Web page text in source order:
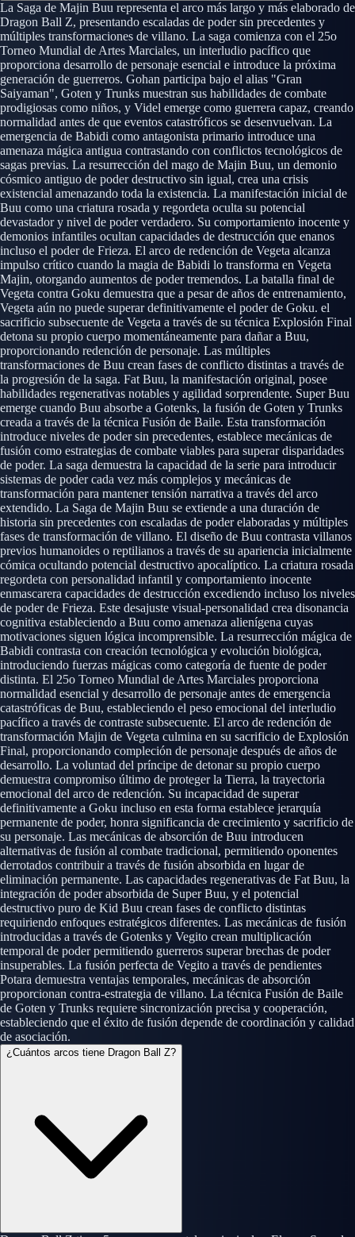
La Saga de Majin Buu representa el arco más largo y más elaborado de
Dragon Ball Z, presentando escaladas de poder sin precedentes y
múltiples transformaciones de villano. La saga comienza con el 25o
Torneo Mundial de Artes Marciales, un interludio pacífico que
proporciona desarrollo de personaje esencial e introduce la próxima
generación de guerreros. Gohan participa bajo el alias "Gran
Saiyaman", Goten y Trunks muestran sus habilidades de combate
prodigiosas como niños, y Videl emerge como guerrera capaz, creando
normalidad antes de que eventos catastróficos se desenvuelvan. La
emergencia de Babidi como antagonista primario introduce una
amenaza mágica antigua contrastando con conflictos tecnológicos de
sagas previas. La resurrección del mago de Majin Buu, un demonio
cósmico antiguo de poder destructivo sin igual, crea una crisis
existencial amenazando toda la existencia. La manifestación inicial de
Buu como una criatura rosada y regordeta oculta su potencial
devastador y nivel de poder verdadero. Su comportamiento inocente y
demonios infantiles ocultan capacidades de destrucción que enanos
incluso el poder de Frieza. El arco de redención de Vegeta alcanza
impulso crítico cuando la magia de Babidi lo transforma en Vegeta
Majin, otorgando aumentos de poder tremendos. La batalla final de
Vegeta contra Goku demuestra que a pesar de años de entrenamiento,
Vegeta aún no puede superar definitivamente el poder de Goku. el
sacrificio subsecuente de Vegeta a través de su técnica Explosión Final
detona su propio cuerpo momentáneamente para dañar a Buu,
proporcionando redención de personaje. Las múltiples
transformaciones de Buu crean fases de conflicto distintas a través de
la progresión de la saga. Fat Buu, la manifestación original, posee
habilidades regenerativas notables y agilidad sorprendente. Super Buu
emerge cuando Buu absorbe a Gotenks, la fusión de Goten y Trunks
creada a través de la técnica Fusión de Baile. Esta transformación
introduce niveles de poder sin precedentes, establece mecánicas de
fusión como estrategias de combate viables para superar disparidades
de poder. La saga demuestra la capacidad de la serie para introducir
sistemas de poder cada vez más complejos y mecánicas de
transformación para mantener tensión narrativa a través del arco
extendido. La Saga de Majin Buu se extiende a una duración de
historia sin precedentes con escaladas de poder elaboradas y múltiples
fases de transformación de villano. El diseño de Buu contrasta villanos
previos humanoides o reptilianos a través de su apariencia inicialmente
cómica ocultando potencial destructivo apocalíptico. La criatura rosada
regordeta con personalidad infantil y comportamiento inocente
enmascarera capacidades de destrucción excediendo incluso los niveles
de poder de Frieza. Este desajuste visual-personalidad crea disonancia
cognitiva estableciendo a Buu como amenaza alienígena cuyas
motivaciones siguen lógica incomprensible. La resurrección mágica de
Babidi contrasta con creación tecnológica y evolución biológica,
introduciendo fuerzas mágicas como categoría de fuente de poder
distinta. El 25o Torneo Mundial de Artes Marciales proporciona
normalidad esencial y desarrollo de personaje antes de emergencia
catastróficas de Buu, estableciendo el peso emocional del interludio
pacífico a través de contraste subsecuente. El arco de redención de
transformación Majin de Vegeta culmina en su sacrificio de Explosión
Final, proporcionando compleción de personaje después de años de
desarrollo. La voluntad del príncipe de detonar su propio cuerpo
demuestra compromiso último de proteger la Tierra, la trayectoria
emocional del arco de redención. Su incapacidad de superar
definitivamente a Goku incluso en esta forma establece jerarquía
permanente de poder, honra significancia de crecimiento y sacrificio de
su personaje. Las mecánicas de absorción de Buu introducen
alternativas de fusión al combate tradicional, permitiendo oponentes
derrotados contribuir a través de fusión absorbida en lugar de
eliminación permanente. Las capacidades regenerativas de Fat Buu, la
integración de poder absorbida de Super Buu, y el potencial
destructivo puro de Kid Buu crean fases de conflicto distintas
requiriendo enfoques estratégicos diferentes. Las mecánicas de fusión
introducidas a través de Gotenks y Vegito crean multiplicación
temporal de poder permitiendo guerreros superar brechas de poder
insuperables. La fusión perfecta de Vegito a través de pendientes
Potara demuestra ventajas temporales, mecánicas de absorción
proporcionan contra-estrategia de villano. La técnica Fusión de Baile
de Goten y Trunks requiere sincronización precisa y cooperación,
estableciendo que el éxito de fusión depende de coordinación y calidad
de asociación.
¿Cuántos arcos tiene Dragon Ball Z?